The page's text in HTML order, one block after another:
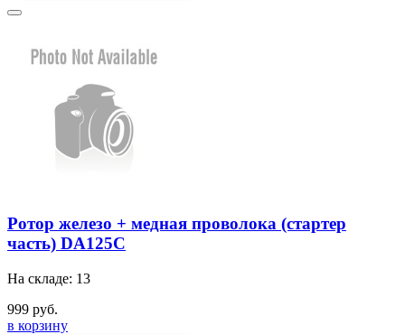
Ротор железо + медная проволока (стартер
часть) DA125C
На складе: 13
999 руб.
в корзину